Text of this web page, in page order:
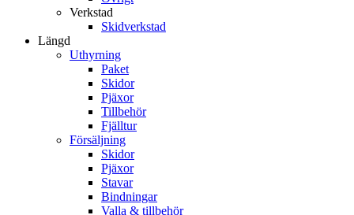
Verkstad
Skidverkstad
Längd
Uthyrning
Paket
Skidor
Pjäxor
Tillbehör
Fjälltur
Försäljning
Skidor
Pjäxor
Stavar
Bindningar
Valla & tillbehör